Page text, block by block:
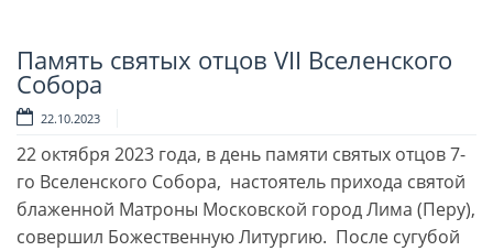
Читать далее
Память святых отцов VII Вселенского
Собора
22.10.2023
22 октября 2023 года, в день памяти святых отцов 7-
го Вселенского Собора, настоятель прихода святой
блаженной Матроны Московской город Лима (Перу),
совершил Божественную Литургию. После сугубой